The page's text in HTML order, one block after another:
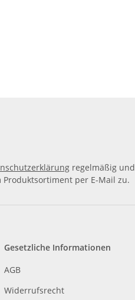
regelmäßig und
per E-Mail zu.
Gesetzliche Informationen
AGB
Widerrufsrecht